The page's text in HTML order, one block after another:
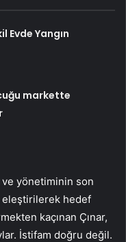
Evde Yangın
markette
ve yönetiminin son
eleştirilerek hedef
kaçınan Çınar,
İstifam doğru değil.